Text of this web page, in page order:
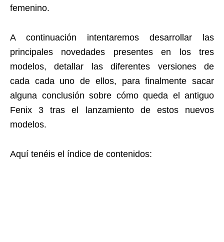
femenino.
A continuación intentaremos desarrollar las
principales novedades presentes en los tres
modelos, detallar las diferentes versiones de
cada cada uno de ellos, para finalmente sacar
alguna conclusión sobre cómo queda el antiguo
Fenix 3 tras el lanzamiento de estos nuevos
modelos.
Aquí tenéis el índice de contenidos: